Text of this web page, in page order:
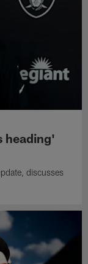
heading'
discusses